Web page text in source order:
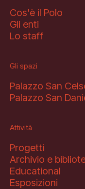
Cos'è il Polo
Gli enti
Lo staff
Gli spazi
Palazzo San
Palazzo San
Attività
Progetti
Archivio e
Educational
Esposizioni